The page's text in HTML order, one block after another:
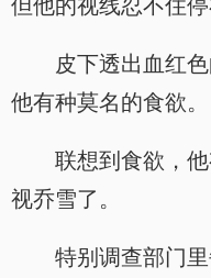
但他的视线忍不住
皮下透出血红
他有种莫名的食欲。
联想到食欲，
视乔雪了。
特别调查部门